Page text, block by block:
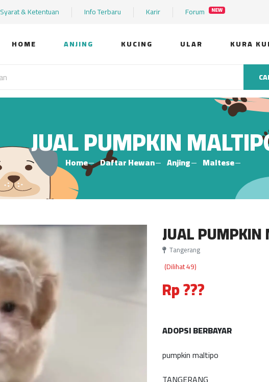
Syarat & Ketentuan Info Terbaru Karir Forum NEW
HOME ANJING KUCING ULAR KURA
JUAL PUMPKIN
Home Daftar Hewan Anjing Maltese
JUAL PUMPKIN
Tangerang
(Dilihat 49)
Rp ???
ADOPSI BERBAYAR
pumpkin maltipo